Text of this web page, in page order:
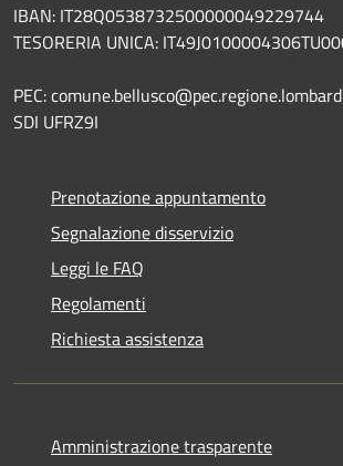
IBAN: IT28Q0538732500000049229744
TESORERIA UNICA:
PEC:
SDI UFRZ9I
Prenotazione appuntamento
Segnalazione disservizio
Leggi le FAQ
Regolamenti
Richiesta assistenza
Amministrazione trasparente